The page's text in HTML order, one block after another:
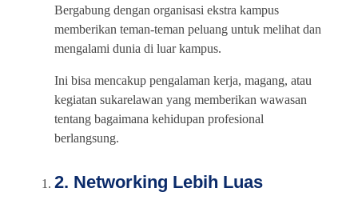
Bergabung dengan organisasi ekstra kampus
memberikan teman-teman peluang untuk melihat dan
mengalami dunia di luar kampus.
Ini bisa mencakup pengalaman kerja, magang, atau
kegiatan sukarelawan yang memberikan wawasan
tentang bagaimana kehidupan profesional
berlangsung.
2. Networking Lebih Luas